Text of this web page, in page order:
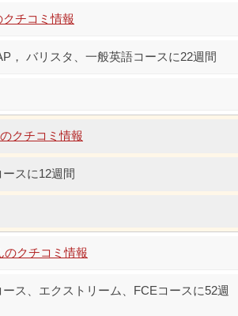
チコミ情報
， バリスタ、一般英語コースに22週間
クチコミ情報
スに12週間
のクチコミ情報
ス、エクストリーム、FCEコースに52週